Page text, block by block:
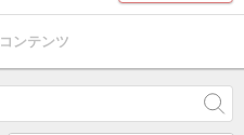
コンテンツ